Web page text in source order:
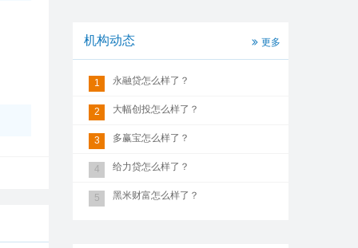
机构动态 更多
1 永融贷怎么样了？
2 大幅创投怎么样了？
3 多赢宝怎么样了？
4 给力贷怎么样了？
5 黑米财富怎么样了？